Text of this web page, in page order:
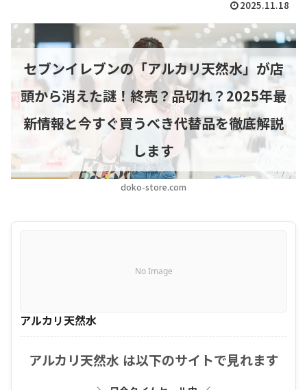
2025.11.18
doko-store.com
セブンイレブンの「アルカリ天然水」が店
頭から消えた謎！終売？品切れ？2025年最
新情報と今すぐ買うべき代替品を徹底解説
します
No Image
アルカリ天然水
アルカリ天然水 は以下のサイトで見れます